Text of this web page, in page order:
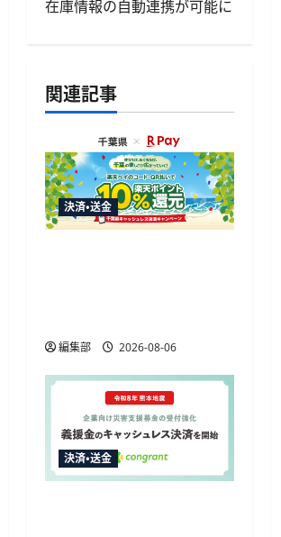
ョ
ン
在庫情報の自動連携が可能に
関連記事
決済・送金
編集部 2026-08-06
決済・送金